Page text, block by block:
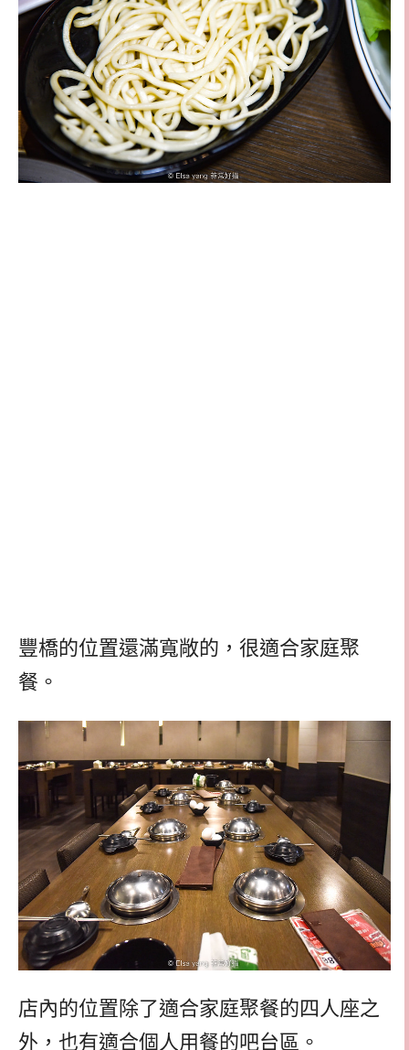
豐橋的位置還滿寬敞的，很適合家庭聚
餐。
店內的位置除了適合家庭聚餐的四人座之
外，也有適合個人用餐的吧台區。